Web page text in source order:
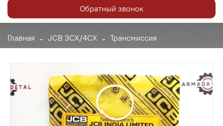
Главная JCB 3CX/4CX Трансмиссия
Обратный звонок